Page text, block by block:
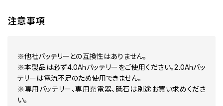
注意事項
※他社バッテリーとの互換性はありません。
※本製品は必ず4.0Ahバッテリーをご使用ください。2.0Ahバッ
テリーは電流不足のため使用できません。
※専用バッテリー、専用充電器、砥石は別途お買い求めくださ
い。